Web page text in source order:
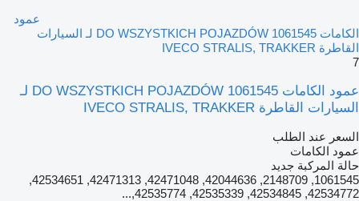
عمود
الكامات DO WSZYSTKICH POJAZDÓW 1061545 لـ السيارات
القاطرة IVECO STRALIS, TRAKKER
7
عمود الكامات DO WSZYSTKICH POJAZDÓW 1061545 لـ
السيارات القاطرة IVECO STRALIS, TRAKKER
السعر عند الطلب
عمود الكامات
حالة المركبة جديد
1061545, 2148709, 42044636, 42471048, 42471313, 42534651,
42534772, 42534845, 42535339, 42535774,...